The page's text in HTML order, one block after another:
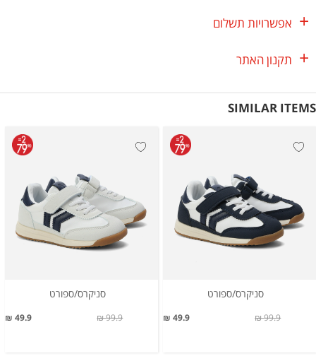
אפשרויות תשלום
תקנון האתר
SIMILAR ITEMS
סניקרס/ספורט
49.9 ₪ 99.9 ₪
סניקרס/ספורט
49.9 ₪ 99.9 ₪